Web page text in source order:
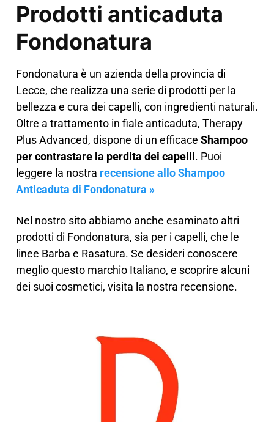
Prodotti anticaduta
Fondonatura
Fondonatura è un azienda della provincia di
Lecce, che realizza una serie di prodotti per la
bellezza e cura dei capelli, con ingredienti naturali.
Oltre a trattamento in fiale anticaduta, Therapy
Plus Advanced, dispone di un efficace Shampoo
per contrastare la perdita dei capelli. Puoi
leggere la nostra recensione allo Shampoo
Anticaduta di Fondonatura »
Nel nostro sito abbiamo anche esaminato altri
prodotti di Fondonatura, sia per i capelli, che le
linee Barba e Rasatura. Se desideri conoscere
meglio questo marchio Italiano, e scoprire alcuni
dei suoi cosmetici, visita la nostra recensione.